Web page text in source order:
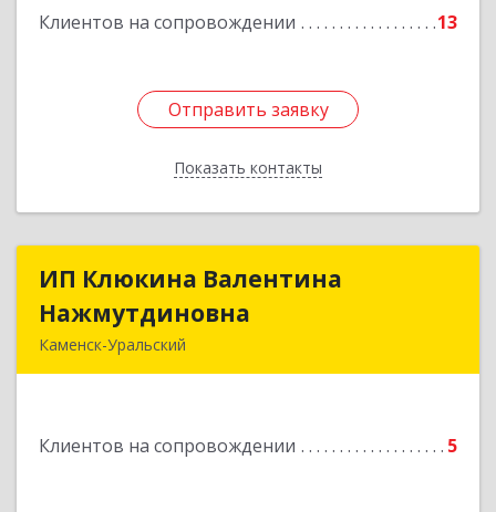
Клиентов на сопровождении 13
Отправить заявку
Показать контакты
Отправить заявку
Назад
ИП Клюкина Валентина
Нажмутдиновна
Каменск-Уральский
Клиентов на сопровождении 5
ИП Клюкина Валентина
Нажмутдиновна
Подробнее